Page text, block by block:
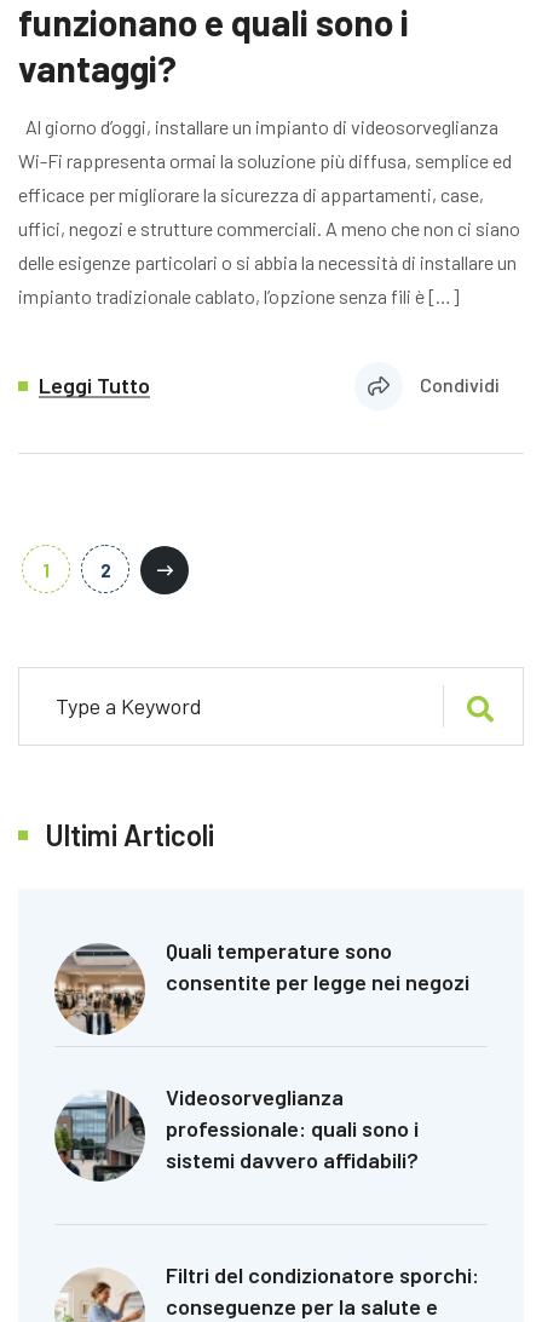
funzionano e quali sono i
vantaggi?
Al giorno d’oggi, installare un impianto di videosorveglianza
Wi-Fi rappresenta ormai la soluzione più diffusa, semplice ed
efficace per migliorare la sicurezza di appartamenti, case,
uffici, negozi e strutture commerciali. A meno che non ci siano
delle esigenze particolari o si abbia la necessità di installare un
impianto tradizionale cablato, l’opzione senza fili è […]
Leggi Tutto Condividi
1 2
Ultimi Articoli
Quali temperature sono
consentite per legge nei negozi
Videosorveglianza
professionale: quali sono i
sistemi davvero affidabili?
Filtri del condizionatore sporchi:
conseguenze per la salute e